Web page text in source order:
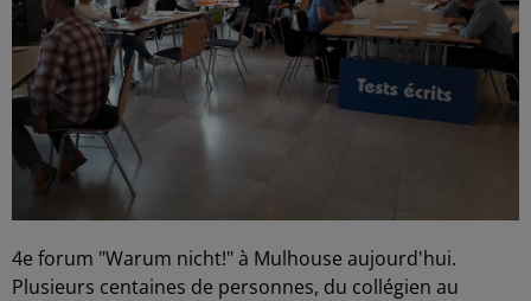
4e forum "Warum nicht!" à Mulhouse aujourd'hui.
Plusieurs centaines de personnes, du collégien au